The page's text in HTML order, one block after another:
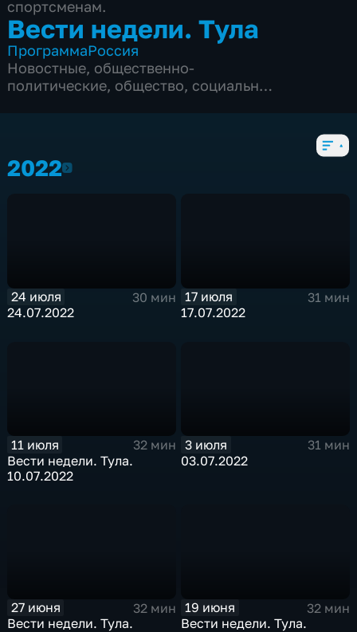
спортсменам.
Вести недели. Тула
ПрограммаРоссия
Новостные, общественно-
политические, общество, социально-
20222022
24 июля
30 мин
24.07.2022
17 июля
31 мин
17.07.2022
11 июля
32 мин
Вести недели. Тула.
10.07.2022
3 июля
31 мин
03.07.2022
27 июня
32 мин
Вести недели. Тула.
19 июня
32 мин
Вести недели. Тула.